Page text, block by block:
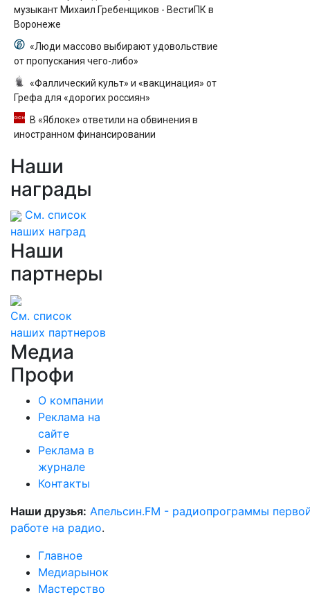
музыкант Михаил Гребенщиков - ВестиПК в
Воронеже
«Люди массово выбирают удовольствие
от пропускания чего-либо»
«Фаллический культ» и «вакцинация» от
Грефа для «дорогих россиян»
В «Яблоке» ответили на обвинения в
иностранном финансировании
Наши
награды
См. список
наших наград
Наши
партнеры
См. список
наших партнеров
Медиа
Профи
О компании
Реклама на
сайте
Реклама в
журнале
Контакты
Наши друзья: Апельсин.FM - радиопрограммы
работе на радио.
Главное
Медиарынок
Мастерство